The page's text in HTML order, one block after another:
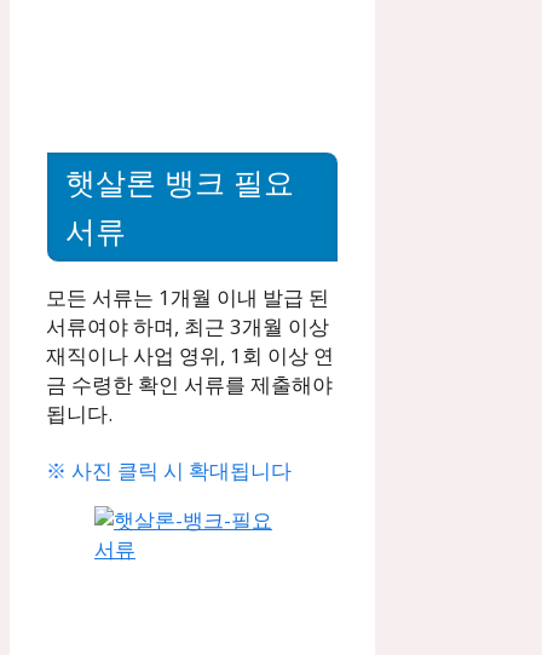
햇살론 뱅크 필요
서류
모든 서류는 1개월 이내 발급 된
서류여야 하며, 최근 3개월 이상
재직이나 사업 영위, 1회 이상 연
금 수령한 확인 서류를 제출해야
됩니다.
※ 사진 클릭 시 확대됩니다